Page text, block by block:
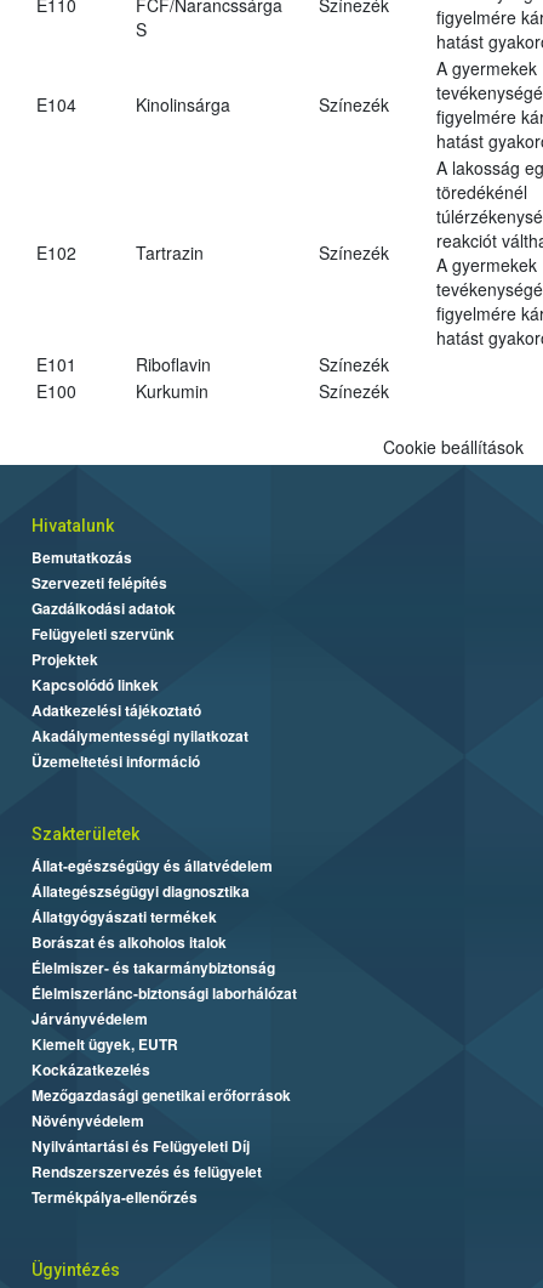
S
figyelmére
hatást
E104 Kinolinsárga Színezék
A gyermekek
figyelmére
hatást
E102 Tartrazin Színezék
A lakosság
töredékénél
reakciót
A gyermekek
figyelmére
hatást
E101
Riboflavin
Színezék
E100
Kurkumin Színezék
Cookie beállítások
Hivatalunk
Bemutatkozás
Szervezeti felépítés
Gazdálkodási adatok
Felügyeleti szervünk
Projektek
Kapcsolódó linkek
Adatkezelési tájékoztató
Akadálymentességi nyilatkozat
Üzemeltetési információ
Szakterületek
Állat-egészségügy és állatvédelem
Állategészségügyi diagnosztika
Állatgyógyászati termékek
Borászat és alkoholos italok
Élelmiszer- és takarmánybiztonság
Élelmiszerlánc-biztonsági laborhálózat
Járványvédelem
Kiemelt ügyek, EUTR
Kockázatkezelés
Mezőgazdasági genetikai erőforrások
Növényvédelem
Nyilvántartási és Felügyeleti Díj
Rendszerszervezés és felügyelet
Termékpálya-ellenőrzés
Ügyintézés